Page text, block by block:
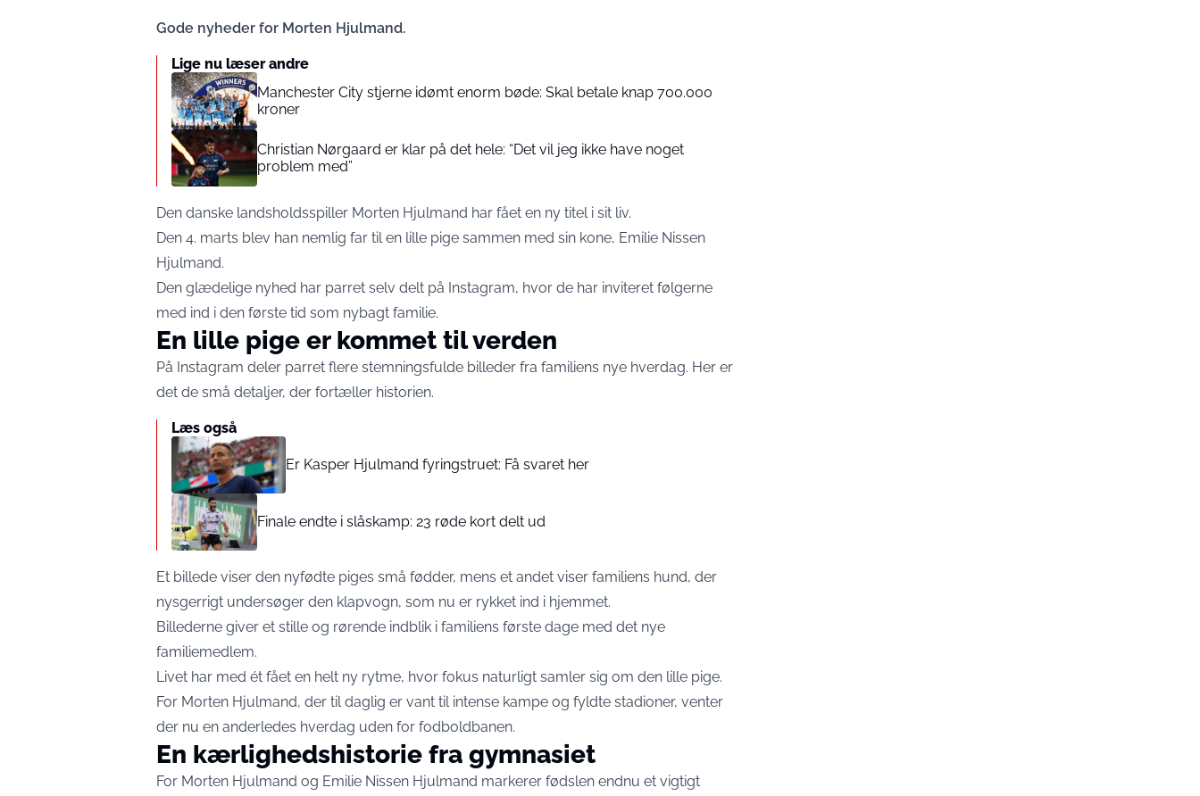
Gode nyheder for Morten Hjulmand.
Lige nu læser andre
Manchester City stjerne idømt enorm bøde: Skal betale knap 700.000
kroner
Christian Nørgaard er klar på det hele: “Det vil jeg ikke have noget
problem med”
Den danske landsholdsspiller Morten Hjulmand har fået en ny titel i sit liv.
Den 4. marts blev han nemlig far til en lille pige sammen med sin kone, Emilie Nissen
Hjulmand.
Den glædelige nyhed har parret selv delt på Instagram, hvor de har inviteret følgerne
med ind i den første tid som nybagt familie.
En lille pige er kommet til verden
På Instagram deler parret flere stemningsfulde billeder fra familiens nye hverdag. Her er
det de små detaljer, der fortæller historien.
Læs også
Er Kasper Hjulmand fyringstruet: Få svaret her
Finale endte i slåskamp: 23 røde kort delt ud
Et billede viser den nyfødte piges små fødder, mens et andet viser familiens hund, der
nysgerrigt undersøger den klapvogn, som nu er rykket ind i hjemmet.
Billederne giver et stille og rørende indblik i familiens første dage med det nye
familiemedlem.
Livet har med ét fået en helt ny rytme, hvor fokus naturligt samler sig om den lille pige.
For Morten Hjulmand, der til daglig er vant til intense kampe og fyldte stadioner, venter
der nu en anderledes hverdag uden for fodboldbanen.
En kærlighedshistorie fra gymnasiet
For Morten Hjulmand og Emilie Nissen Hjulmand markerer fødslen endnu et vigtigt